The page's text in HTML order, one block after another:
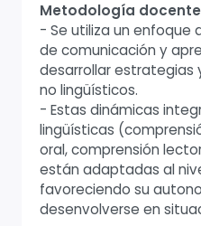
Metodología docente
- Se utiliza un enfoque
de comunicación y
desarrollar estrategias
no lingüísticos.
- Estas dinámicas
lingüísticas
oral, comprensión
están adaptadas al
favoreciendo su
desenvolverse en